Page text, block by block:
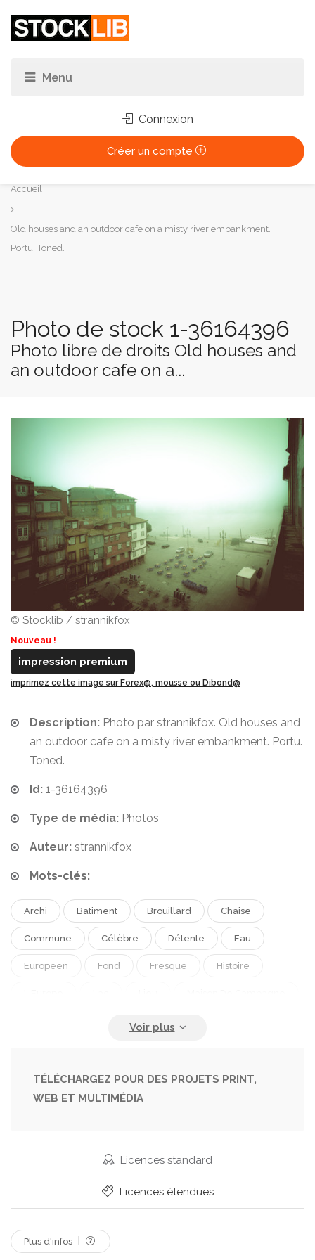
Connexion
Créer un compte
Vous
êtes
ici :
Accueil
Old houses and an outdoor cafe on a misty river embankment.
Portu. Toned.
Photo de stock 1-36164396
Photo libre de droits Old houses and
an outdoor cafe on a...
© Stocklib / strannikfox
Nouveau !
impression premium
imprimez cette image sur Forex@, mousse ou Dibond@
Description: Photo par strannikfox. Old houses and
an outdoor cafe on a misty river embankment. Portu.
Toned.
Id: 1-36164396
Type de média: Photos
Auteur: strannikfox
Mots-clés:
Archi Batiment Brouillard Chaise
Commune Célèbre Détente Eau
Europeen Fond Fresque Histoire
Traditionnel Trottoir Urbain Vieux
Ville Volet Roulant
TÉLÉCHARGEZ POUR DES PROJETS PRINT,
WEB ET MULTIMÉDIA
Licences standard
Licences étendues
Plus d'infos